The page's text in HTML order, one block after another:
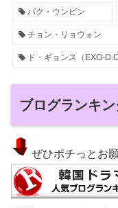
パク・ウンビン
チョン・リョウォン
ド・ギョンス（EXO-D.O
ブログランキ
ぜひポチっとお